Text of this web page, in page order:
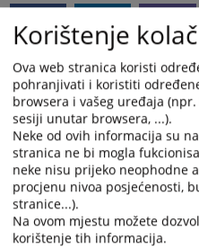
Korištenje
Ova web stranica koristi
pohranjivati i koristiti
browsera i vašeg uređaja
sesiji unutar browsera, ...).
Neke od ovih informacija su
stranica ne bi mogla
neke nisu prijeko neophodne
procjenu nivoa posjećenosti,
stranice...).
Na ovom mjestu možete
korištenje tih informacija.